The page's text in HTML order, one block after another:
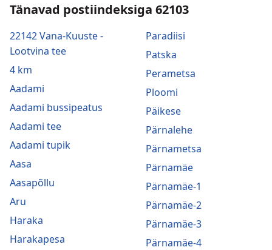
Tänavad postiindeksiga 62103
22142 Vana-Kuuste -
Lootvina tee
4 km
Aadami
Aadami bussipeatus
Aadami tee
Aadami tupik
Aasa
Aasapõllu
Aru
Haraka
Harakapesa
Paradiisi
Patska
Perametsa
Ploomi
Päikese
Pärnalehe
Pärnametsa
Pärnamäe
Pärnamäe-1
Pärnamäe-2
Pärnamäe-3
Pärnamäe-4